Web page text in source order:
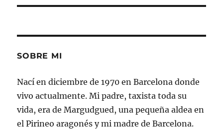
SOBRE MI
Nací en diciembre de 1970 en Barcelona donde
vivo actualmente. Mi padre, taxista toda su
vida, era de Margudgued, una pequeña aldea en
el Pirineo aragonés y mi madre de Barcelona.